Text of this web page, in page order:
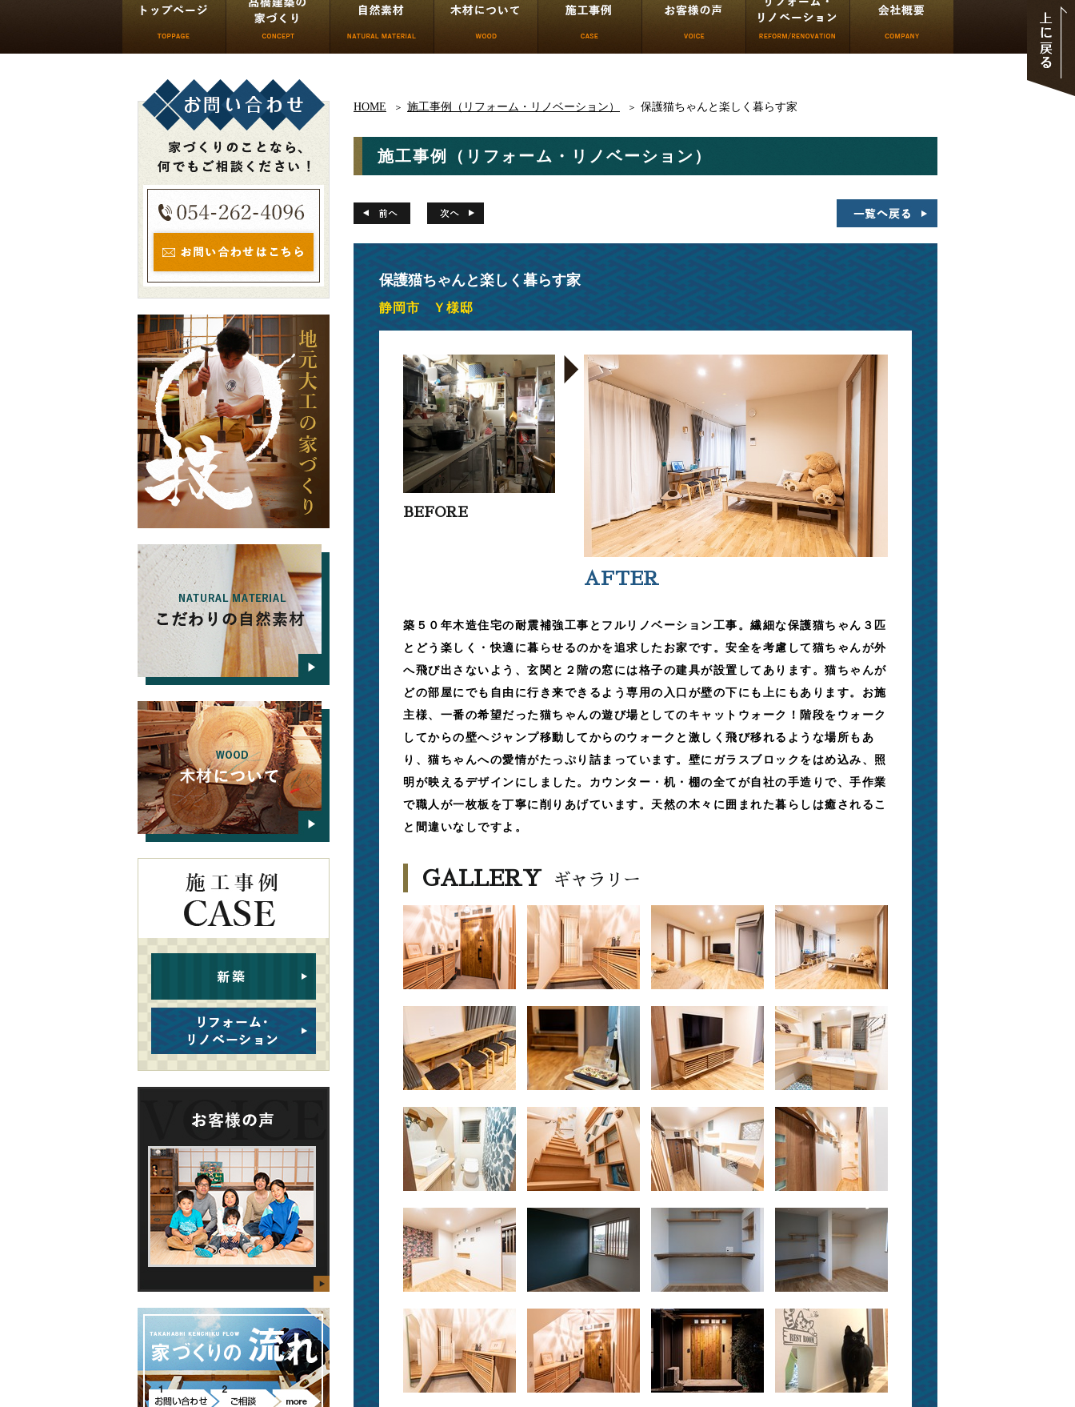
HOME 施工事例（リフォーム・リノベーション） 保護猫ちゃんと楽しく暮らす家
施工事例（リフォーム・リノベーション）
保護猫ちゃんと楽しく暮らす家
静岡市 Ｙ様邸
BEFORE
AFTER
築５０年木造住宅の耐震補強工事とフルリノベーション工事。繊細な保護猫ちゃん３匹
とどう楽しく・快適に暮らせるのかを追求したお家です。安全を考慮して猫ちゃんが外
へ飛び出さないよう、玄関と２階の窓には格子の建具が設置してあります。猫ちゃんが
どの部屋にでも自由に行き来できるよう専用の入口が壁の下にも上にもあります。お施
主様、一番の希望だった猫ちゃんの遊び場としてのキャットウォーク！階段をウォーク
してからの壁へジャンプ移動してからのウォークと激しく飛び移れるような場所もあ
り、猫ちゃんへの愛情がたっぷり詰まっています。壁にガラスブロックをはめ込み、照
明が映えるデザインにしました。カウンター・机・棚の全てが自社の手造りで、手作業
で職人が一枚板を丁寧に削りあげています。天然の木々に囲まれた暮らしは癒されるこ
と間違いなしですよ。
GALLERY ギャラリー